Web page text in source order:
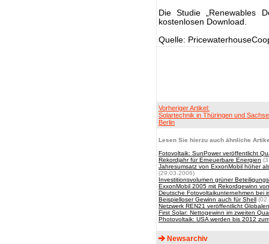
Die Studie „Renewables
kostenlosen Download.
Quelle:
Vorheriger Artikel:
Solartechnik in Thüringen und
Berlin
Lesen Sie hierzu auch ähnliche
Fotovoltaik: SunPower veröffentlicht
Rekordjahr für Erneuerbare Energien
Jahresumsatz von ExxonMobil höher
(29.03.2006)
Investitionsvolumen grüner
ExxonMobil 2005 mit Rekordgewinn
Deutsche Fotovoltaikunternehmen bei
Beispielloser Gewinn auch für Shell
Netzwerk REN21 veröffentlicht
First Solar: Nettogewinn im zweiten
Photovoltaik: USA werden bis 2012
Newsarchiv